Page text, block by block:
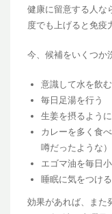
健康に留意する人な
度でも上げると免疫
今、候補をいくつか
意識して水を飲む
毎日足湯を行う
生姜を摂るよう
カレーを多く食
噂だったような）
エゴマ油を毎日
睡眠に気をつける
効果があれば、また